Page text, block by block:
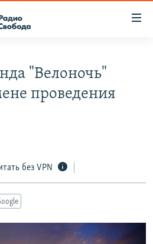
"Велоночь"
проведения
без VPN